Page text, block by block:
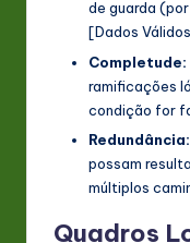
de guarda
[Dados
Completude:
ramificações
condição for
Redundância:
possam
múltiplos
Quadros